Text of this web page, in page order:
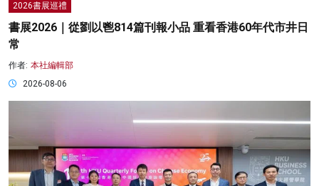
2026書展巡禮
書展2026｜從劉以鬯814篇刊報小品 重看香港60年代市井日
常
作者: 本社編輯部
2026-08-06